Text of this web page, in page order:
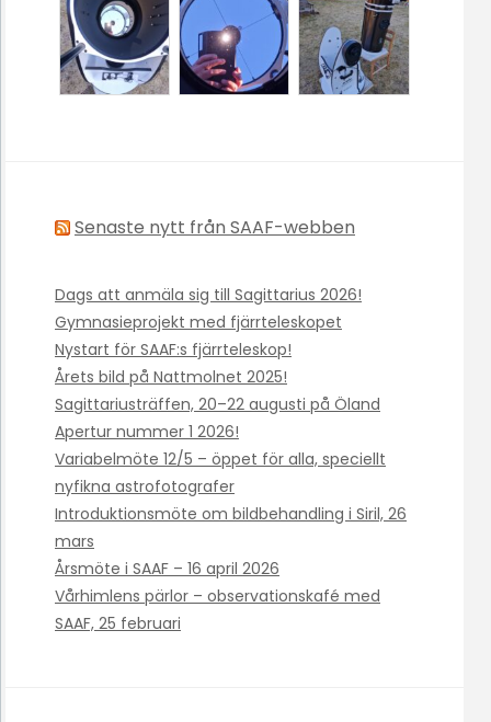
Senaste nytt från SAAF-webben
Dags att anmäla sig till Sagittarius 2026!
Gymnasieprojekt med fjärrteleskopet
Nystart för SAAF:s fjärrteleskop!
Årets bild på Nattmolnet 2025!
Sagittariusträffen, 20–22 augusti på Öland
Apertur nummer 1 2026!
Variabelmöte 12/5 – öppet för alla, speciellt
nyfikna astrofotografer
Introduktionsmöte om bildbehandling i Siril, 26
mars
Årsmöte i SAAF – 16 april 2026
Vårhimlens pärlor – observationskafé med
SAAF, 25 februari